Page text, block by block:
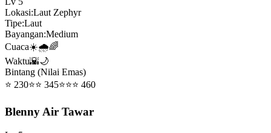
Lokasi:Laut Zephyr
Tipe:Laut
Bayangan:Medium
Cuaca☀️🌧️🌈
Waktu🌇🌙
Bintang (Nilai Emas)
⭐ 230⭐⭐ 345⭐⭐⭐ 460
Blenny Air Tawar